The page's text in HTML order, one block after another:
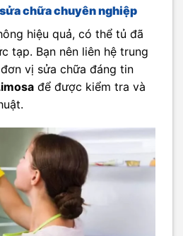
chữa chuyên nghiệp
hiệu quả, có thể tủ đã
tạp. Bạn nên liên hệ trung
vị sửa chữa đáng tin
để được kiểm tra và